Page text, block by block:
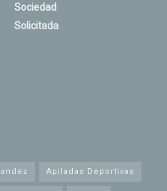
Sociedad
Solicitada
Apiladas Deportivas